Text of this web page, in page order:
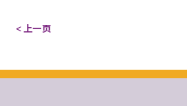
< 上一页